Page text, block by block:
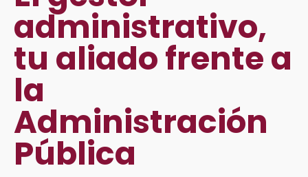
administrativo,
tu aliado frente a
la
Administración
Pública